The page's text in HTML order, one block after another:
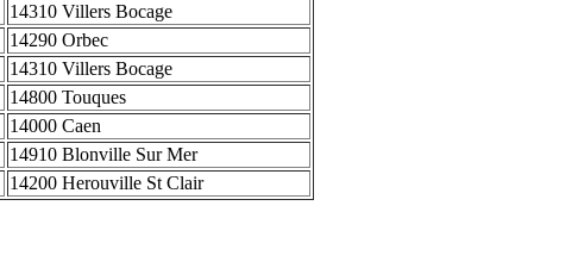
14310 Villers Bocage
14290 Orbec
14310 Villers Bocage
14800 Touques
14000 Caen
14910 Blonville Sur Mer
14200 Herouville St Clair